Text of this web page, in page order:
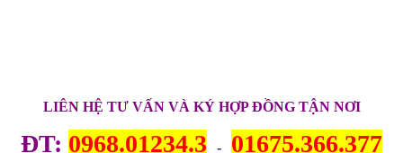
LIÊN HỆ TƯ VẤN VÀ KÝ HỢP ĐỒNG TẬN NƠI
ĐT: 0968.01234.3 - 01675.366.377